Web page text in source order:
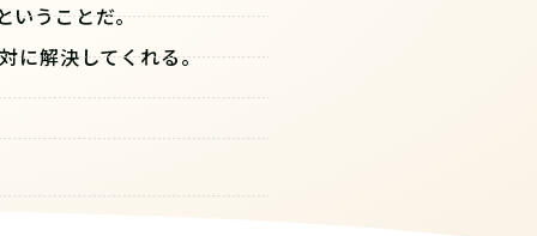
いうことだ。
に解決してくれる。